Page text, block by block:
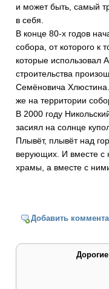
и может быть, самый
в себя.
В конце 80-х годов
собора, от которого к
которые использовал
строительства
Семёновича
же на территории
В 2000 году
засиял на солнце
Плывёт, плывёт над
верующих. И вместе с
храмы, а вместе с
Добавить